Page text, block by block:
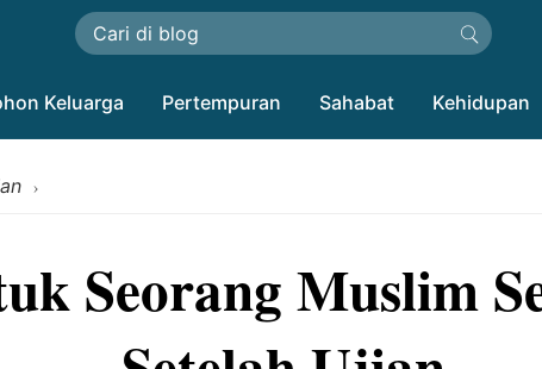
Keluarga Pertempuran Sahabat Kehidupan
›
Seorang Muslim